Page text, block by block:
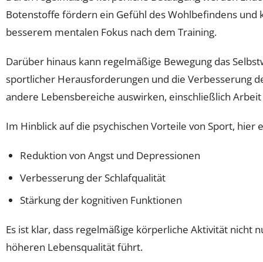
Botenstoffe fördern ein Gefühl des Wohlbefindens
besserem mentalen Fokus nach dem Training.
Darüber hinaus kann regelmäßige Bewegung das
sportlicher Herausforderungen und die Verbesserung
andere Lebensbereiche auswirken, einschließlich
Im Hinblick auf die psychischen Vorteile von Sport, hier
Reduktion von Angst und Depressionen
Verbesserung der Schlafqualität
Stärkung der kognitiven Funktionen
Es ist klar, dass regelmäßige körperliche Aktivität nicht
höheren Lebensqualität führt.